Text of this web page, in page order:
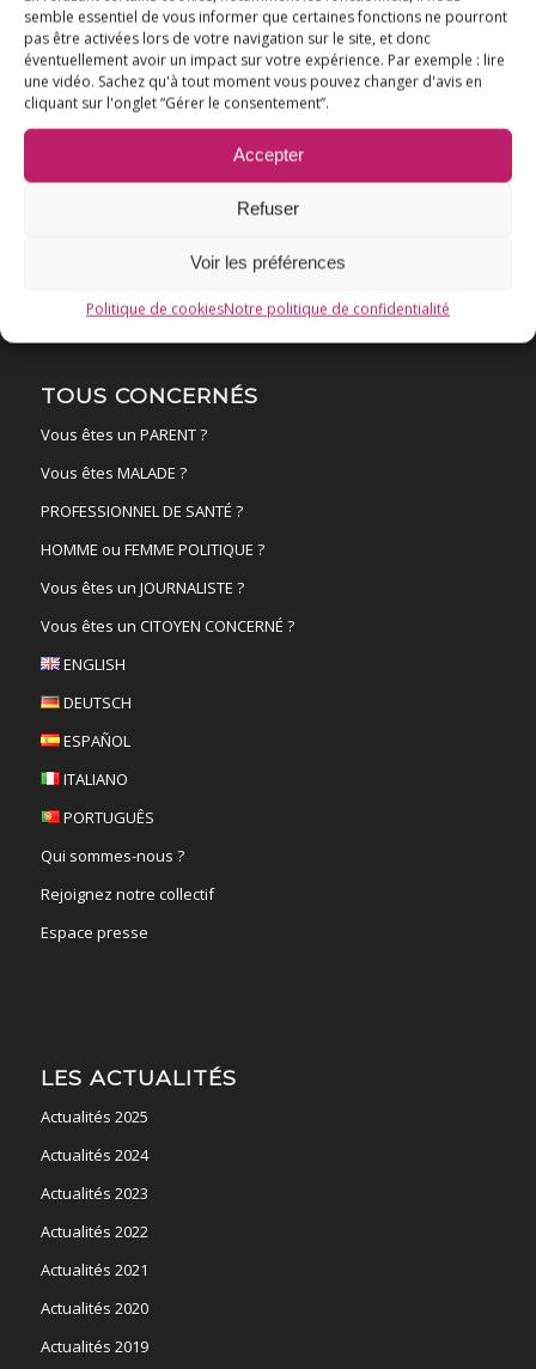
semble essentiel de vous informer que certaines fonctions ne pourront
pas être activées lors de votre navigation sur le site, et donc
éventuellement avoir un impact sur votre expérience. Par exemple : lire
une vidéo. Sachez qu'à tout moment vous pouvez changer d'avis en
cliquant sur l'onglet “Gérer le consentement”.
Accepter
Refuser
Voir les préférences
Politique de cookiesNotre politique de confidentialité
Chronologie
Fil d’actualité
Ressources
TOUS CONCERNÉS
Vous êtes un PARENT ?
Vous êtes MALADE ?
PROFESSIONNEL DE SANTÉ ?
HOMME ou FEMME POLITIQUE ?
Vous êtes un JOURNALISTE ?
Vous êtes un CITOYEN CONCERNÉ ?
ENGLISH
DEUTSCH
ESPAÑOL
ITALIANO
PORTUGUÊS
Qui sommes-nous ?
Rejoignez notre collectif
Espace presse
LES ACTUALITÉS
Actualités 2025
Actualités 2024
Actualités 2023
Actualités 2022
Actualités 2021
Actualités 2020
Actualités 2019